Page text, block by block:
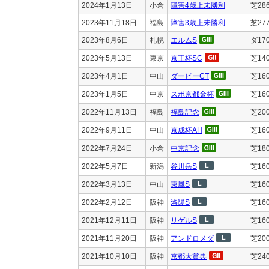
2024年1月13日 小倉 障害4歳上未勝利 芝
2023年11月18日 福島 障害3歳上未勝利 芝
2023年8月6日 札幌 エルムS ダ
2023年5月13日 東京 京王杯SC 芝
2023年4月1日 中山 ダービーCT 芝
2023年1月5日 中京 スポ京都金杯 芝
2022年11月13日 福島 福島記念 芝
2022年9月11日 中山 京成杯AH 芝
2022年7月24日 小倉 中京記念 芝
2022年5月7日 新潟 谷川岳S 芝
2022年3月13日 中山 東風S 芝
2022年2月12日 阪神 洛陽S 芝
2021年12月11日 阪神 リゲルS 芝
2021年11月20日 阪神 アンドロメダ 芝
2021年10月10日 阪神 京都大賞典 芝